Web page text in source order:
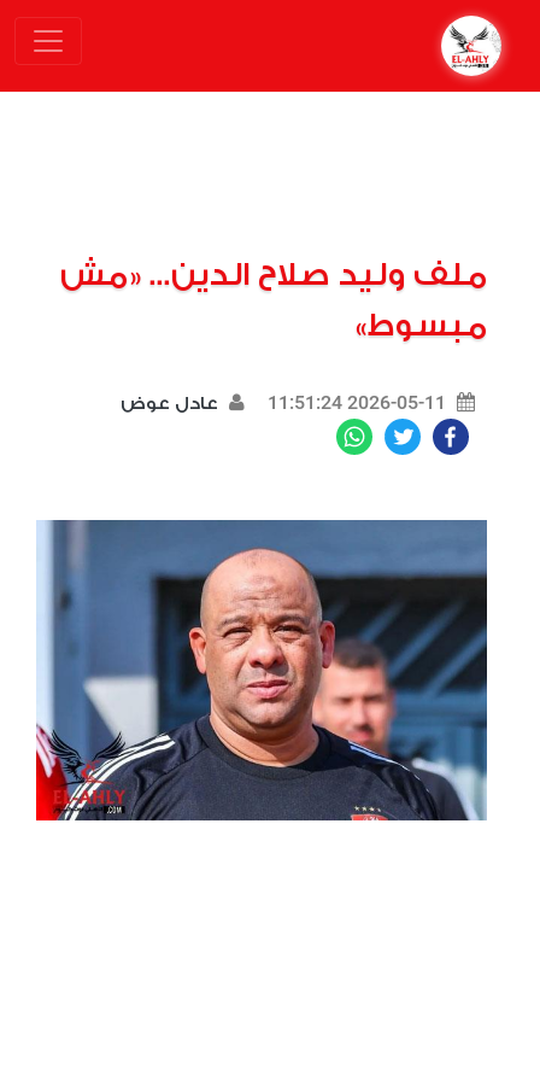
ملف وليد صلاح الدين... «مش
مبسوط»
2026-05-11 11:51:24 عادل عوض
Facebook
Twitter